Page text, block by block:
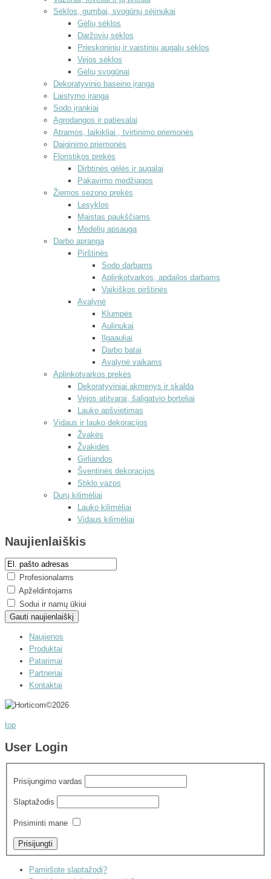
Sėklos, gumbai, svogūnų sėjinukai
Gėlių sėklos
Daržovių sėklos
Prieskoninių ir vaistinių augalų sėklos
Vejos sėklos
Gėlių svogūnai
Dekoratyvinio baseino įranga
Laistymo įranga
Sodo įrankiai
Agrodangos ir patiesalai
Atramos, laikikliai , tvirtinimo priemonės
Daiginimo priemonės
Floristikos prekės
Dirbtinės gėlės ir augalai
Pakavimo medžiagos
Žiemos sezono prekės
Lesyklos
Maistas paukščiams
Medelių apsauga
Darbo apranga
Pirštinės
Sodo darbams
Aplinkotvarkos, apdailos darbams
Vaikiškos pirštinės
Avalynė
Klumpės
Aulinukai
Ilgaauliai
Darbo batai
Avalynė vaikams
Aplinkotvarkos prekės
Dekoratyviniai akmenys ir skalda
Vejos atitvarai, šaligatvio borteliai
Lauko apšvietimas
Vidaus ir lauko dekoracijos
Žvakės
Žvakidės
Girliandos
Šventinės dekoracijos
Stiklo vazos
Durų kilimėliai
Lauko kilimėliai
Vidaus kilimėliai
Naujienlaiškis
Profesionalams
Apželdintojams
Sodui ir namų ūkiui
Naujienos
Produktai
Patarimai
Partneriai
Kontaktai
©2026
top
User Login
Prisijungimo vardas
Slaptažodis
Prisiminti mane
Pamiršote slaptažodį?